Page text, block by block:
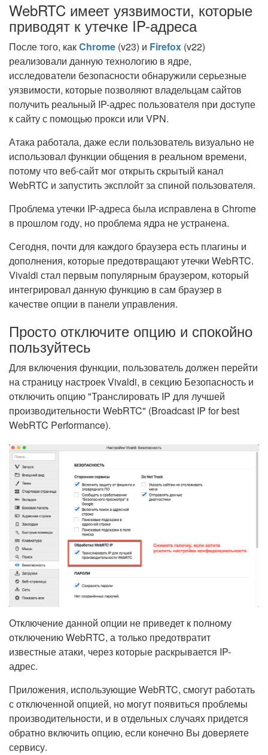
WebRTC имеет уязвимости, которые
приводят к утечке IP-адреса
После того, какChrome (v23) и Firefox (v22)
реализовали данную технологию в ядре,
исследователи безопасности обнаружили серьезные
уязвимости, которые позволяют владельцам сайтов
получить реальный IP-адрес пользователя при доступе
к сайту с помощью прокси или VPN.
Атака работала, даже если пользователь визуально не
использовал функции общения в реальном времени,
потому что веб-сайт мог открыть скрытый канал
WebRTC и запустить эксплойт за спиной пользователя.
Проблема утечки IP-адреса была исправлена в Chrome
в прошлом году, но проблема ядра не устранена.
Сегодня, почти для каждого браузера есть плагины и
дополнения, которые предотвращают утечки WebRTC.
Vivaldi стал первым популярным браузером, который
интегрировал данную функцию в сам браузер в
качестве опции в панели управления.
Просто отключите опцию и спокойно
пользуйтесь
Для включения функции, пользователь должен перейти
на страницу настроек Vivaldi, в секцию Безопасность и
отключить опцию "Транслировать IP для лучшей
производительности WebRTC" (Broadcast IP for best
WebRTC Performance).
Отключение данной опции не приведет к полному
отключению WebRTC, а только предотвратит
известные атаки, через которые раскрывается IP-
адрес.
Приложения, использующие WebRTC, смогут работать
с отключенной опцией, но могут появиться проблемы
производительности, и в отдельных случаях придется
обратно включить опцию, если конечно Вы доверяете
сервису.